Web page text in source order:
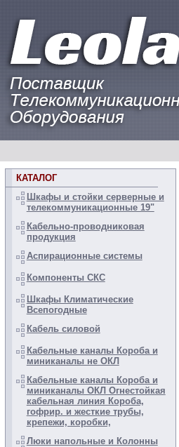
КАТАЛОГ
Шкафы и стойки серверные и
телекоммуникационные 19"
Кабельно-проводниковая
продукция
Аспирационные системы
Компоненты СКС
Шкафы Климатические
Всепогодные
Кабель силовой
Кабельные каналы Короба и
миниканалы не ОКЛ
Кабельные каналы Короба и
миниканалы ОКЛ Огнестойкая
кабельная линия Короба,
гофрир. и жесткие трубы,
крепежи, коробки,
Люки напольные и Колонны